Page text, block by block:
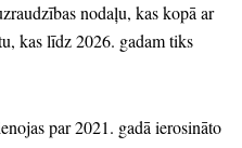
nodaļu, kas kopā ar
kas līdz 2026. gadam tiks
par 2021. gadā ierosināto